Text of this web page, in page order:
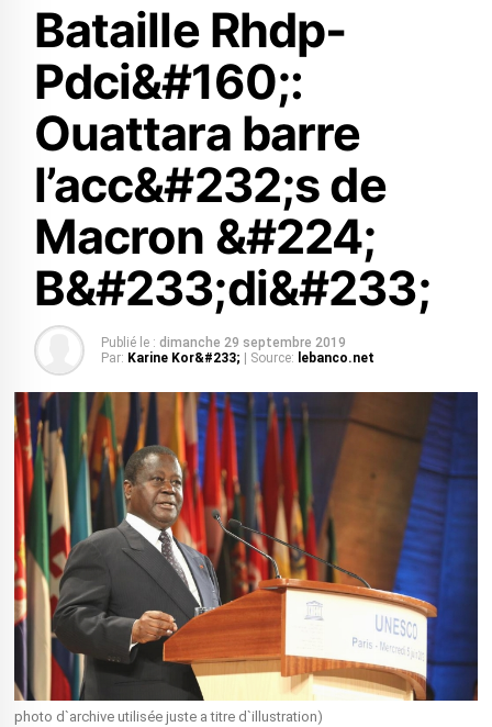
Bataille Rhdp-
Pdci&#160;:
Ouattara barre
l’acc&#232;s de
Macron &#224;
B&#233;di&#233;
Publié le : dimanche 29 septembre 2019
Par: Karine Kor&#233; | Source: lebanco.net
photo d`archive utilisée juste a titre d`illustration)